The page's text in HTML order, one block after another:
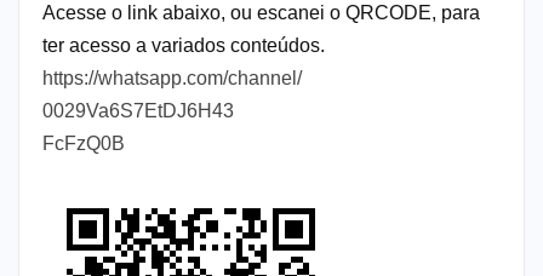
Acesse o link abaixo, ou escanei o QRCODE, para
ter acesso a variados conteúdos.
https://whatsapp.com/channel/
0029Va6S7EtDJ6H43
FcFzQ0B